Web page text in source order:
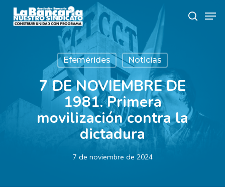
main
search
Efemérides Noticias
7 DE NOVIEMBRE DE
1981. Primera
movilización contra la
dictadura
7 de noviembre de 2024